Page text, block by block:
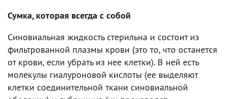
Сумка, которая всегда с собой
Синовиальная жидкость стерильна и состоит из
фильтрованной плазмы крови (это то, что останется
от крови, если убрать из нее клетки). В ней есть
молекулы гиалуроновой кислоты (ее выделяют
клетки соединительной ткани синовиальной